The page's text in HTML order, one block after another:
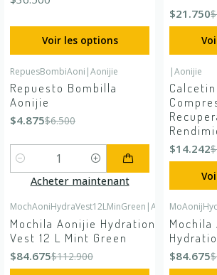
Voir les options
$21.750
-25%DÉSACTIVÉ
RepuesBombiAoni |Aonijie
Repuesto Bombilla
Aonijie
$4.875$6.500
Quantité
Acheter maintenant
-25%
|Aonijie
$14.242
DÉSACTIVÉ
MochAoniHydraVest12LMinGreen |Aonijie
Mochila Aonijie Hydration
Vest 12 L Mint Green
$84.675$112.900
Mochila
$84.675